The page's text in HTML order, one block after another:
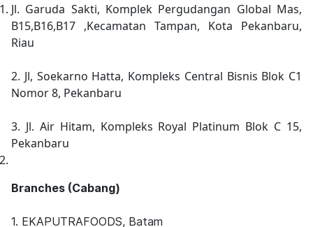
Jl. Garuda Sakti, Komplek Pergudangan Global Mas,
B15,B16,B17 ,Kecamatan Tampan, Kota Pekanbaru,
Riau
2. Jl, Soekarno Hatta, Kompleks Central Bisnis Blok C1
Nomor 8, Pekanbaru
3. Jl. Air Hitam, Kompleks Royal Platinum Blok C 15,
Pekanbaru
Branches (Cabang)
1. EKAPUTRAFOODS, Batam